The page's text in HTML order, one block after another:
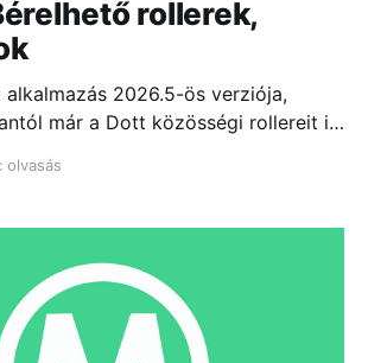
rollerek,
2026.5-ös verziója,
már a Dott közösségi rollereit is
olvasás